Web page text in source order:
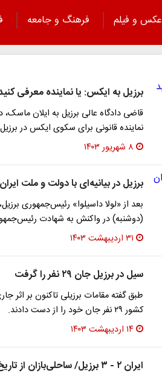
عکس و فیلم فرهنگ و جامعه
برزیل به ایکس: یا نماینده معرفی
نماینده قانونی برای سکوی ایکس در
۸ شهریور ۱۴۰۳
برزیل در بیانیه‌ای با دولت و ملت
بعد از «لولا داسیلوا» رئیس‌جمهوری
(دوشنبه) در واکنش به شهادت
۳۱ اردیبهشت ۱۴۰۳
سیل در برزیل جان ۲۹ نفر را گرفت
طبق گفته مقامات برزیلی تاکنون بر
کشور ۲۹ نفر جان خود را از دست دادند.
۱۴ اردیبهشت ۱۴۰۳
ایران ۲ - ۳ برزیل/ ساحلی‌بازان از تاریخ‌سازی بازماندند